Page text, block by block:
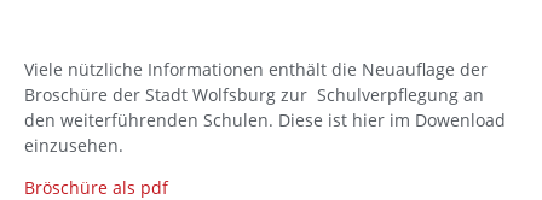
Viele nützliche Informationen enthält die Neuauflage der
Broschüre der Stadt Wolfsburg zur Schulverpflegung an
den weiterführenden Schulen. Diese ist hier im Dowenload
einzusehen.
Bröschüre als pdf